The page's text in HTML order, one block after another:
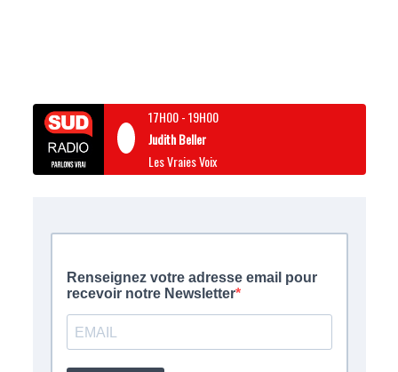
17H00-19H00
Judith Beller
Les Vraies Voix